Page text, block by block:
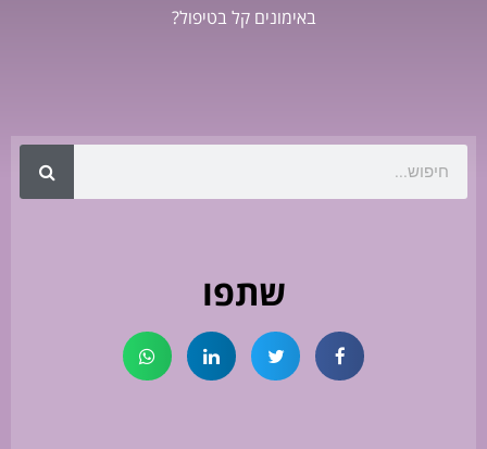
שתפו
באימונים קל בטיפול?